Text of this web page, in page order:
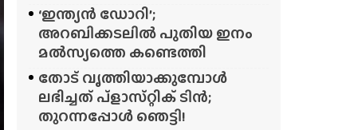
‘ഇന്ത്യൻ ഡോറി’;
അറബിക്കടലിൽ പുതിയ ഇനം
മൽസ്യത്തെ കണ്ടെത്തി
തോട് വൃത്തിയാക്കുമ്പോൾ
ലഭിച്ചത് പ്‌ളാസ്‌റ്റിക് ടിൻ;
തുറന്നപ്പോൾ ഞെട്ടി!